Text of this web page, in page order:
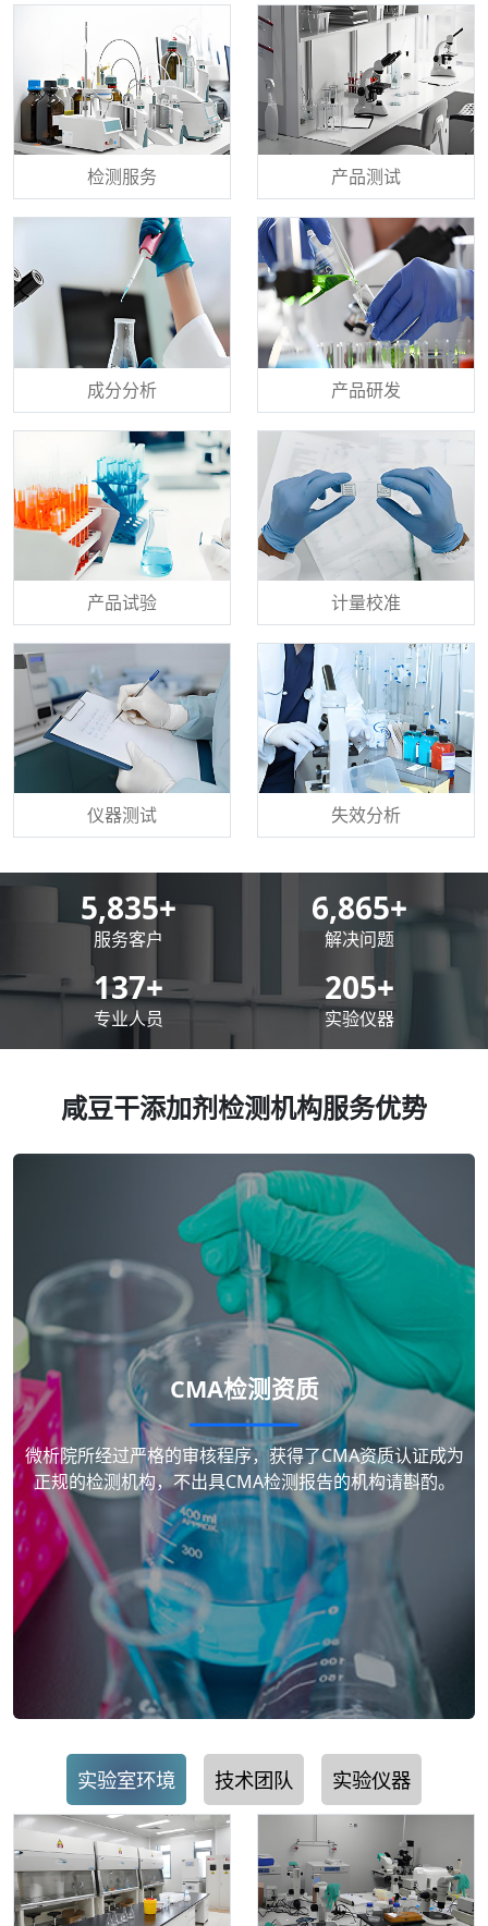
检测服务 产品测试
成分分析 产品研发
产品试验 计量校准
仪器测试 失效分析
8,500+
服务客户
10,000+
解决问题
200+
专业人员
300+
实验仪器
咸豆干添加剂检测机构服务优势
CMA检测资质
微析院所经过严格的审核程序，获得了CMA资质认证成为
正规的检测机构，不出具CMA检测报告的机构请斟酌。
实验室环境 技术团队 实验仪器